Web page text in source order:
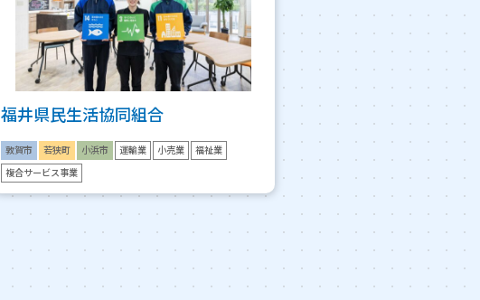
福井県民生活協同組合
敦賀市 若狭町 小浜市 運輸業 小売業 福祉業
複合サービス事業